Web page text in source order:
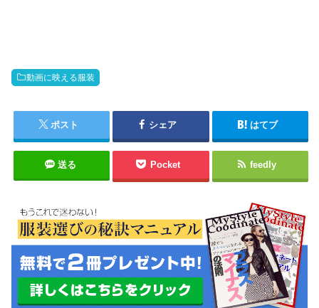
動画に映える服装
ポスト シェア はてブ
送る Pocket feedly